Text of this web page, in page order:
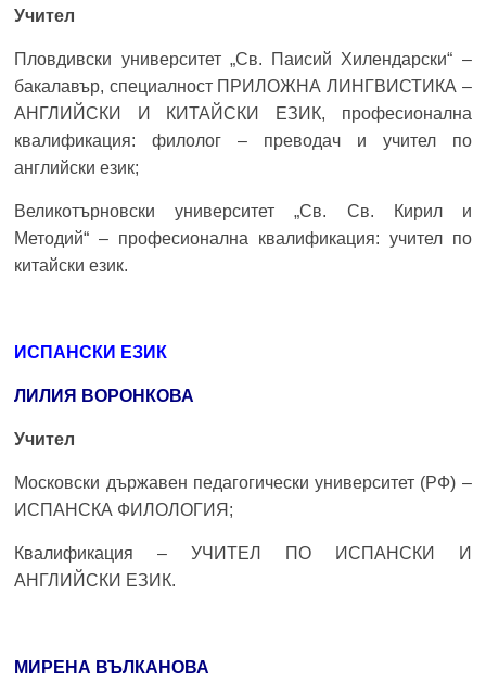
Учител
Пловдивски университет „Св. Паисий Хилендарски“ –
бакалавър, специалност ПРИЛОЖНА ЛИНГВИСТИКА –
АНГЛИЙСКИ И КИТАЙСКИ ЕЗИК, професионална
квалификация: филолог – преводач и учител по
английски език;
Великотърновски университет „Св. Св. Кирил и
Методий“ – професионална квалификация: учител по
китайски език.
ИСПАНСКИ ЕЗИК
ЛИЛИЯ ВОРОНКОВА
Учител
Московски държавен педагогически университет (РФ) –
ИСПАНСКА ФИЛОЛОГИЯ;
Квалификация – УЧИТЕЛ ПО ИСПАНСКИ И
АНГЛИЙСКИ ЕЗИК.
МИРЕНА ВЪЛКАНОВА